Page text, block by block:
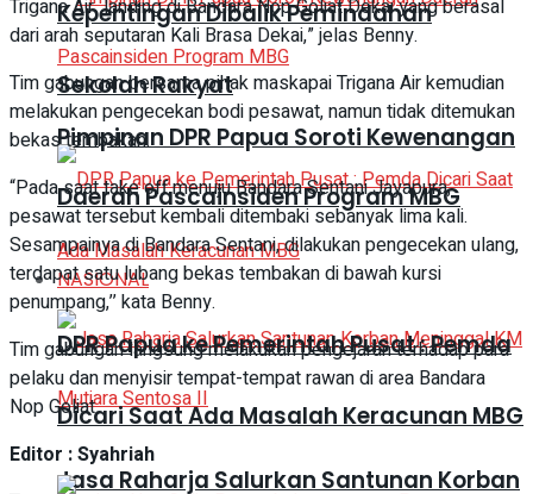
Pimpinan DPR Papua Soroti Kewenangan
Daerah Pascainsiden Program MBG
NASIONAL
Jasa Raharja Salurkan Santunan Korban
Kepentingan Dibalik Pemindahan
Sekolah Rakyat
DPR Papua ke Pemerintah Pusat : Pemda
Dicari Saat Ada Masalah Keracunan MBG
Trigana Air landing di Bandara Nop Goliat Dekai yang berasal
dari arah seputaran Kali Brasa Dekai,” jelas Benny.
Tim gabungan bersama pihak maskapai Trigana Air kemudian
melakukan pengecekan bodi pesawat, namun tidak ditemukan
bekas tembakan.
“Pada saat take off menuju Bandara Sentani Jayapura,
pesawat tersebut kembali ditembaki sebanyak lima kali.
Sesampainya di Bandara Sentani, dilakukan pengecekan ulang,
terdapat satu lubang bekas tembakan di bawah kursi
penumpang,’’ kata Benny.
Tim gabungan langsung melakukan pengejaran terhadap para
pelaku dan menyisir tempat-tempat rawan di area Bandara
Nop Goliat.
Editor : Syahriah